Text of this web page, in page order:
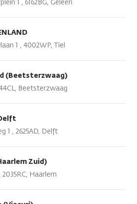
1 , 6162BG, Geleen
1 , 4002WP, Tiel
(Beetsterzwaag)
Beetsterzwaag
1 , 2625AD, Delft
Zuid)
Haarlem